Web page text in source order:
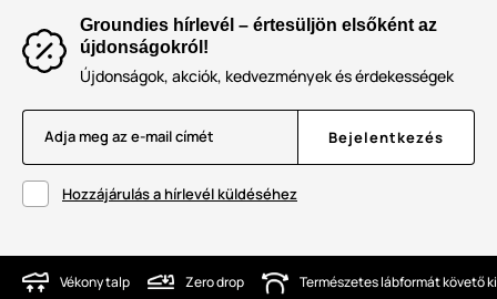
Groundies hírlevél – értesüljön elsőként az
újdonságokról!
Újdonságok, akciók, kedvezmények és érdekességek
Adja meg az e-mail címét Bejelentkezés
Hozzájárulás a hírlevél küldéséhez
Vékony talp Zero drop Természetes lábformát követő